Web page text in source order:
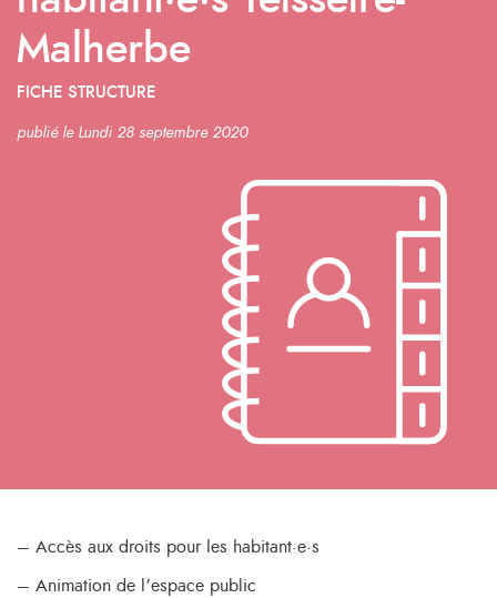
Malherbe
FICHE STRUCTURE
publié le Lundi 28 septembre 2020
– Accès aux droits pour les habitant·e·s
– Animation de l’espace public